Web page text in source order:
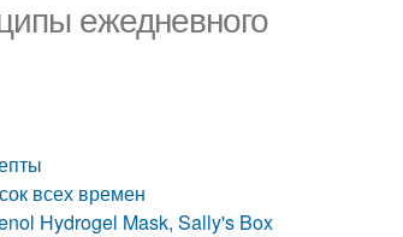
ежедневного
всех времен
Hydrogel Mask, Sally's Box